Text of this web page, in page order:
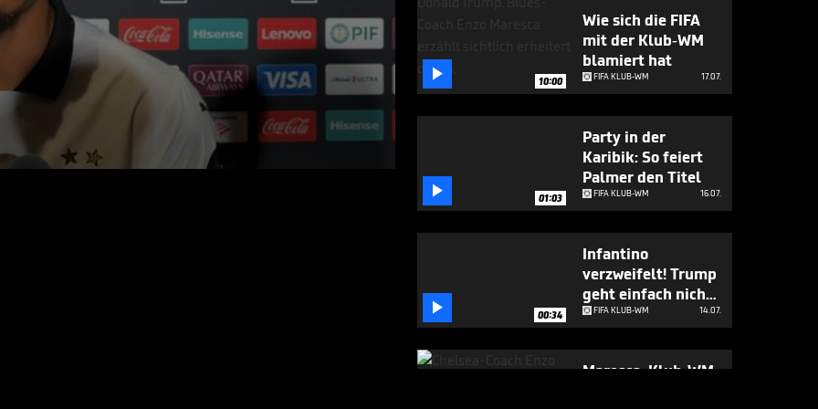
 10:00
Wie sich die FIFA
mit der Klub-WM
blamiert hat
FIFA KLUB-WM 17.07.
 01:03
Party in der
Karibik: So feiert
Palmer den Titel
FIFA KLUB-WM 16.07.
 00:34
Infantino
verzweifelt! Trump
geht einfach nicht
weg
FIFA KLUB-WM 14.07.
Maresca: Klub-WM